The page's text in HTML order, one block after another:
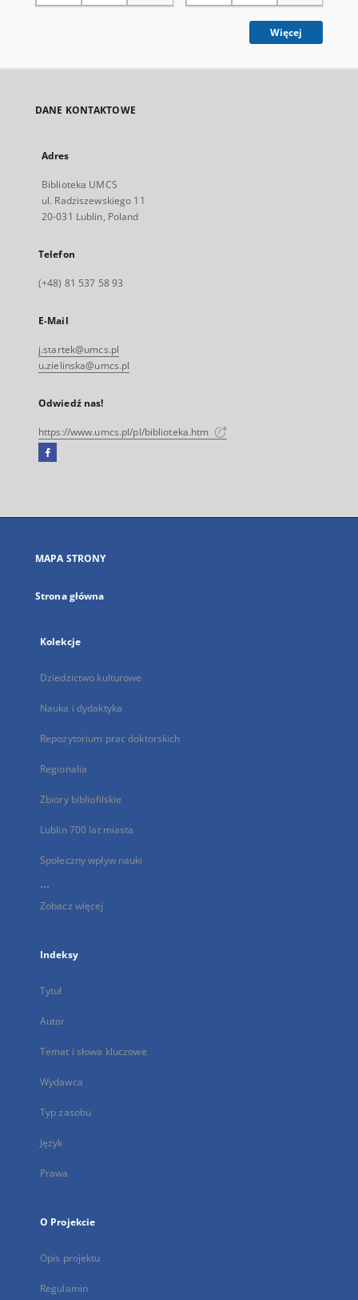
Więcej
DANE KONTAKTOWE
Adres
Biblioteka UMCS
ul. Radziszewskiego 11
20-031 Lublin, Poland
Telefon
(+48) 81 537 58 93
E-Mail
j.startek@umcs.pl
u.zielinska@umcs.pl
Odwiedź nas!
https://www.umcs.pl/pl/biblioteka.htm
Facebook
się
karcie
MAPA STRONY
Strona główna
Kolekcje
Dziedzictwo kulturowe
Nauka i dydaktyka
Repozytorium prac doktorskich
Regionalia
Zbiory bibliofilskie
Lublin 700 lat miasta
Społeczny wpływ nauki
...
Zobacz więcej
Indeksy
Tytuł
Autor
Temat i słowa kluczowe
Wydawca
Typ zasobu
Język
Prawa
O Projekcie
Opis projektu
Regulamin